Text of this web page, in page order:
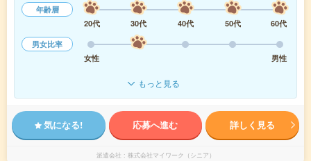
年齢層
20代
30代 40代 50代
60代
男女比率
女性
男性
もっと見る
気になる! 応募へ進む 詳しく見る
派遣会社 株式会社マイワーク（シニア）